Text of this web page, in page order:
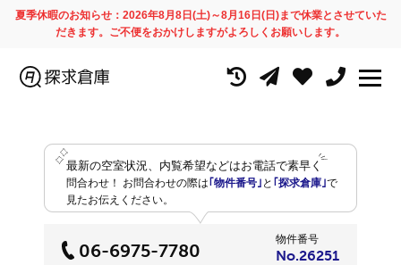
夏季休暇のお知らせ：2026年8月8日(土)～8月16日(日)まで休業とさせていた
だきます。ご不便をおかけしますがよろしくお願いします。
最新の空室状況、内覧希望などはお電話で素早く
問合わせ！ お問合わせの際は ｢物件番号｣ と ｢探求倉庫｣で
見たお伝えください。
06-6975-7780
物件番号
No.26251